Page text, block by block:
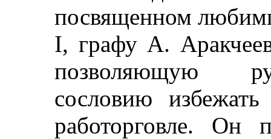
посвященном
I, графу А.
позволяющую
сословию
работорговле. Он